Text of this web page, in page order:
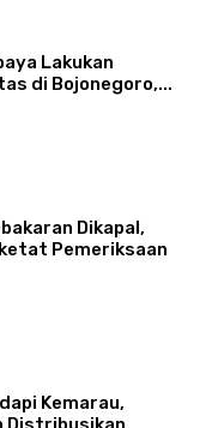
Lakukan
di Bojonegoro,...
Dikapal,
Pemeriksaan
Kemarau,